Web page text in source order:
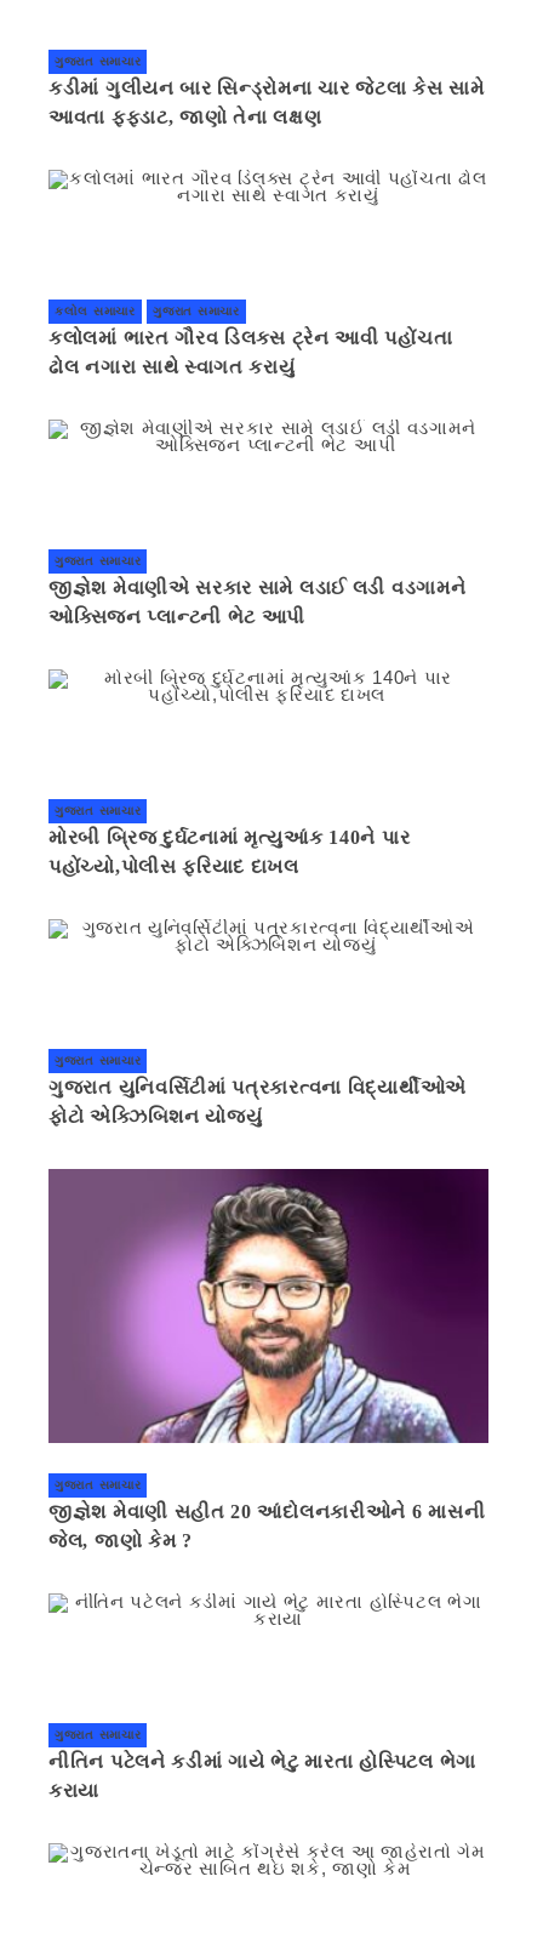
ગુજરાત સમાચાર
કડીમાં ગુલીયન બાર સિન્ડ્રોમના ચાર જેટલા કેસ સામે
આવતા ફફડાટ, જાણો તેના લક્ષણ
કલોલ સમાચાર ગુજરાત સમાચાર
કલોલમાં ભારત ગૌરવ ડિલક્સ ટ્રેન આવી પહોંચતા
ઢોલ નગારા સાથે સ્વાગત કરાયું
ગુજરાત સમાચાર
જીજ્ઞેશ મેવાણીએ સરકાર સામે લડાઈ લડી વડગામને
ઓક્સિજન પ્લાન્ટની ભેટ આપી
ગુજરાત સમાચાર
મોરબી બ્રિજ દુર્ઘટનામાં મૃત્યુઆંક 140ને પાર
પહોંચ્યો,પોલીસ ફરિયાદ દાખલ
ગુજરાત સમાચાર
ગુજરાત યુનિવર્સિટીમાં પત્રકારત્વના વિદ્યાર્થીઓએ
ફોટો એક્ઝિબિશન યોજ્યું
ગુજરાત સમાચાર
જીજ્ઞેશ મેવાણી સહીત 20 આંદોલનકારીઓને 6 માસની
જેલ, જાણો કેમ ?
ગુજરાત સમાચાર
નીતિન પટેલને કડીમાં ગાયે ભેટુ મારતા હોસ્પિટલ ભેગા
કરાયા